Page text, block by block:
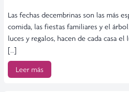
Las fechas decembrinas son las más
comida, las fiestas familiares y el
luces y regalos, hacen de cada casa el
[…]
Leer más